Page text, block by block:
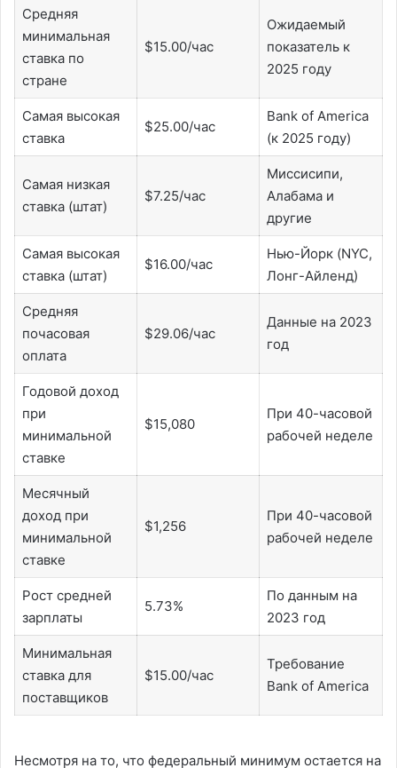
Средняя
минимальная
ставка по
стране
$15.00/час
Ожидаемый
показатель к
2025 году
Самая высокая
ставка
$25.00/час
Bank of America
(к 2025 году)
Самая низкая
ставка (штат)
$7.25/час
Миссисипи,
Алабама и
другие
Самая высокая
ставка (штат)
$16.00/час
Нью-Йорк (NYC,
Лонг-Айленд)
Средняя
почасовая
оплата
$29.06/час
Данные на 2023
год
Годовой доход
при
минимальной
ставке
$15,080
При 40-часовой
рабочей неделе
Месячный
доход при
минимальной
ставке
$1,256
При 40-часовой
рабочей неделе
Рост средней
зарплаты
5.73%
По данным на
2023 год
Минимальная
ставка для
поставщиков
$15.00/час
Требование
Bank of America
Несмотря на то, что федеральный минимум остается на